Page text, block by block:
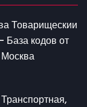
Товарищескии
База кодов от